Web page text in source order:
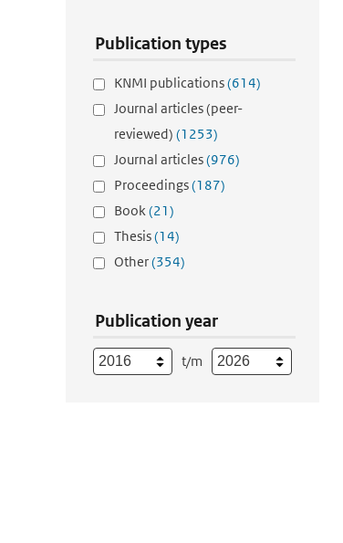
Publication types
KNMI publications(614)
Journal articles (peer-
reviewed) (1253)
Journal articles(976)
Proceedings(187)
Book(21)
Thesis(14)
Other(354)
Publication year
t/m